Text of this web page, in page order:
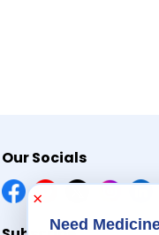
×
Need
Our Socials